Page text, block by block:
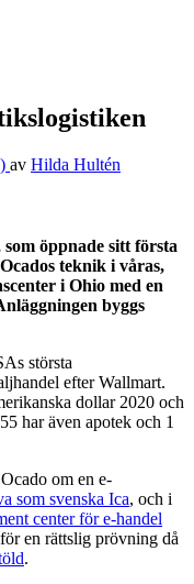
av Hilda Hultén
öppnade sitt första
teknik i våras,
i Ohio med en
byggs
största
efter Wallmart.
dollar 2020 och
har även apotek och 1
om en e-
som svenska Ica, och i
center för e-handel
en rättslig prövning då
.